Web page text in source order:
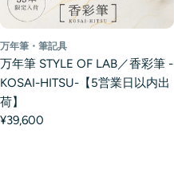
万年筆・筆記具
万年筆 STYLE OF LAB／香彩筆 -
KOSAI-HITSU-【5営業日以内出
荷】
¥39,600